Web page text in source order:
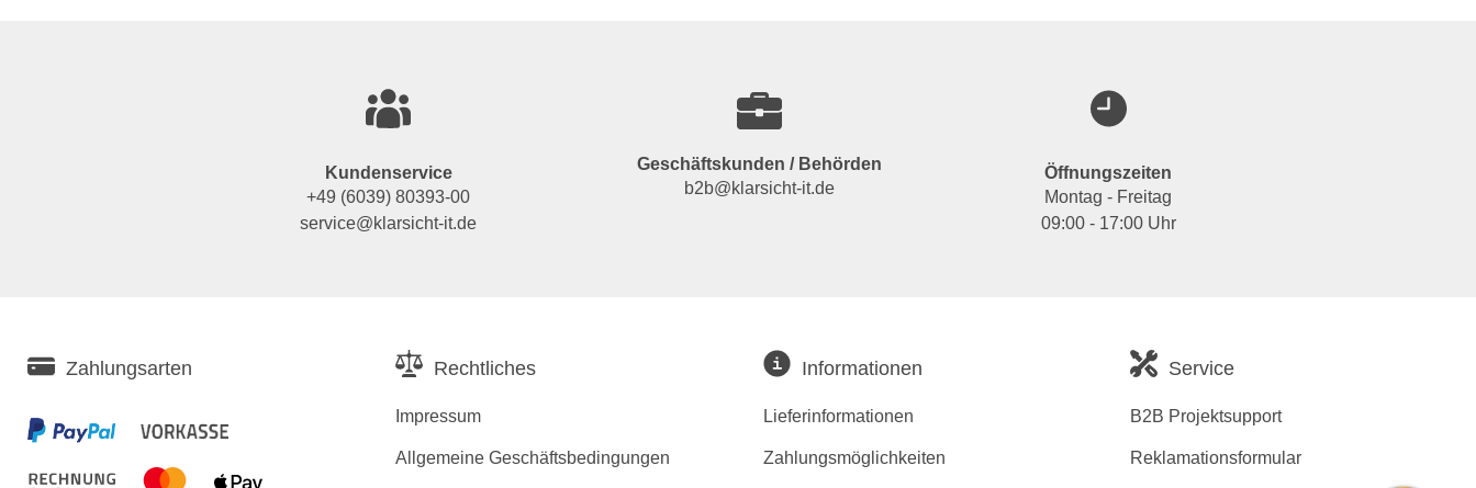
Kundenservice
+49 (6039) 80393-00
service@klarsicht-it.de
Geschäftskunden / Behörden
b2b@klarsicht-it.de
Öffnungszeiten
Montag - Freitag
09:00 - 17:00 Uhr
Zahlungsarten Rechtliches
Impressum
Allgemeine Geschäftsbedingungen
Informationen
Lieferinformationen
Zahlungsmöglichkeiten
Service
B2B Projektsupport
Reklamationsformular